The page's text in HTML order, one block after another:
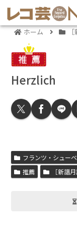
ホーム
Herzlich
フランツ・シュー
推薦
［新譜